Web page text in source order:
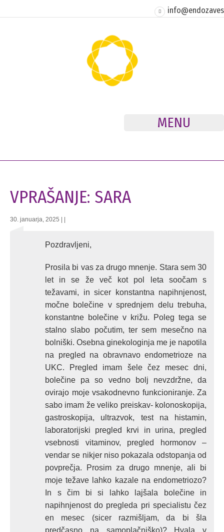
MENU
VPRAŠANJE: SARA
30. januarja, 2025
Pozdravljeni,
Prosila bi vas za drugo mnenje. Stara sem 30
let in se že več kot pol leta soočam s
težavami, in sicer konstantna napihnjenost,
močne bolečine v sprednjem delu trebuha,
konstantne bolečine v križu. Poleg tega se
stalno slabo počutim, ter sem mesečno na
bolniški. Osebna ginekologinja me je napotila
na pregled na obravnavo endometrioze na
UKC. Pregled imam šele čez mesec dni,
bolečine pa so vedno bolj nevzdržne, da
ovirajo moje vsakodnevno funkcioniranje. Za
sabo imam že veliko preiskav- kolonoskopija,
gastroskopija, ultrazvok, test na histamin,
laboratorijski pregled krvi in urina, pregled
vsebnosti vitaminov, pregled hormonov –
vendar se nikjer niso pokazala odstopanja od
povprečja. Prosim za drugo mnenje, ali bi
moje težave lahko kazale na endometriozo?
In s čim bi si lahko lajšala bolečine in
napihnjenost do pregleda pri specialistu čez
en mesec (sicer razmišljam, da bi šla
predčasno na samoplačniško)? Hvala v